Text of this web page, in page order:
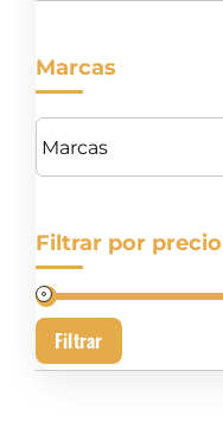
Marcas
Filtrar por precio
Filtrar